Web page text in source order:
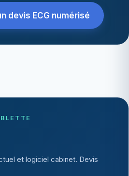
devis ECG numérisé
et logiciel cabinet. Devis